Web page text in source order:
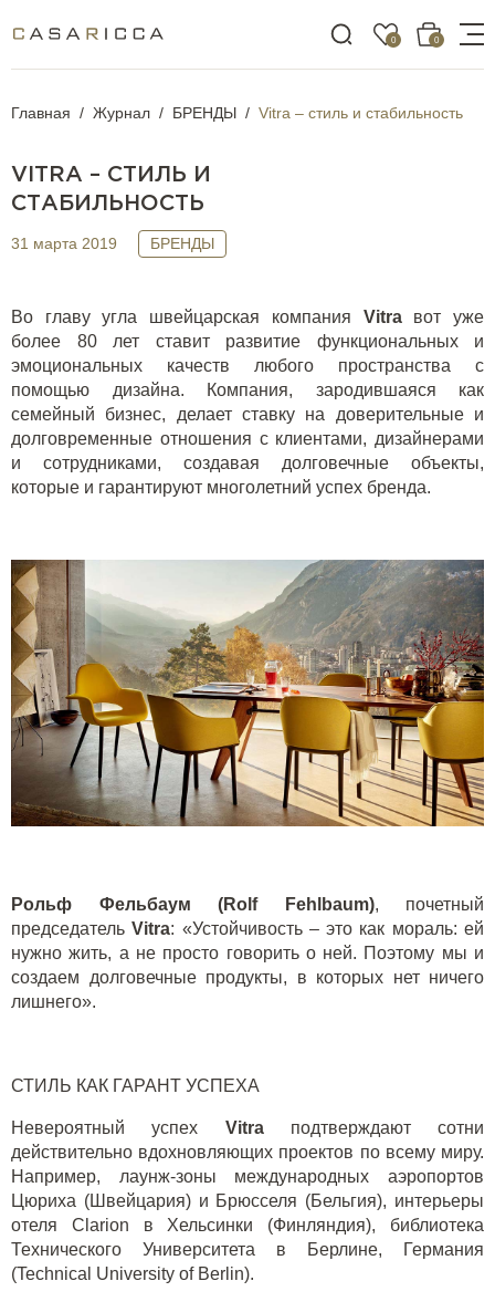
0 0
Главная Журнал БРЕНДЫ Vitra – стиль и стабильность
VITRA – СТИЛЬ И
СТАБИЛЬНОСТЬ
31 марта 2019 БРЕНДЫ
Во главу угла швейцарская компания Vitra
вот уже
более 80 лет ставит развитие функциональных и
эмоциональных качеств любого пространства с
помощью дизайна. Компания, зародившаяся как
семейный бизнес, делает ставку на доверительные и
долговременные отношения с клиентами, дизайнерами
и сотрудниками, создавая долговечные объекты,
которые и гарантируют многолетний успех бренда.
Рольф Фельбаум (Rolf Fehlbaum), почетный
председательVitra: «Устойчивость – это как мораль: ей
нужно жить, а не просто говорить о ней. Поэтому мы и
создаем долговечные продукты, в которых нет ничего
лишнего».
СТИЛЬ КАК ГАРАНТ УСПЕХА
Невероятный успех Vitraподтверждают сотни
действительно вдохновляющих проектов по всему миру.
Например, лаунж-зоны международных аэропортов
Цюриха (Швейцария) и Брюсселя (Бельгия), интерьеры
отеля Clarion в Хельсинки (Финляндия), библиотека
Технического Университета в Берлине, Германия
(Technical University of Berlin).